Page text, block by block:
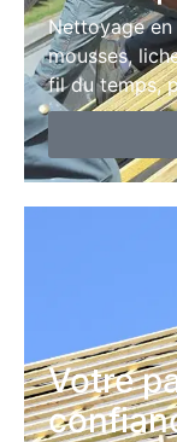
Nettoyage
mousses,
fil du temps,
Votre